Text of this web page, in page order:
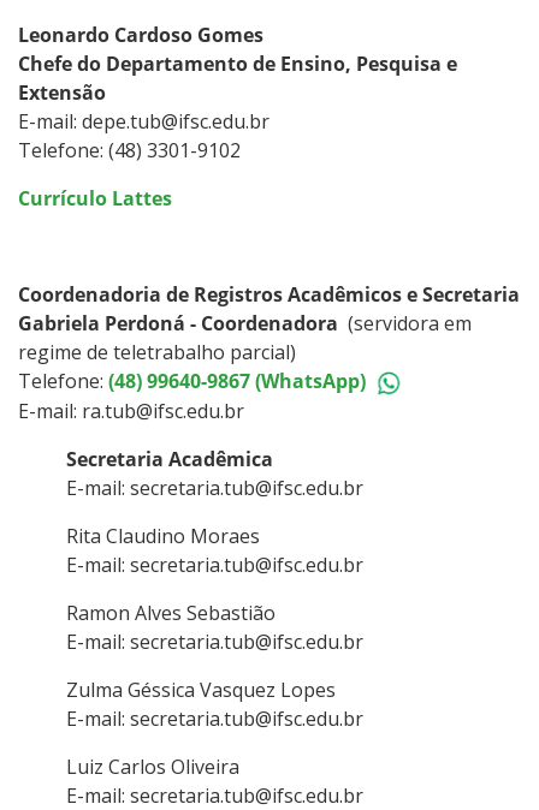
Leonardo Cardoso Gomes
Chefe do Departamento de Ensino, Pesquisa e
Extensão
E-mail: depe.tub@ifsc.edu.br
Telefone: (48) 3301-9102
Currículo Lattes
Coordenadoria de Registros Acadêmicos e Secretaria
Gabriela Perdoná - Coordenadora (servidora em
regime de teletrabalho parcial)
Telefone: (48) 99640-9867 (WhatsApp)
E-mail: ra.tub@ifsc.edu.br
Secretaria Acadêmica
E-mail: secretaria.tub@ifsc.edu.br
Rita Claudino Moraes
E-mail: secretaria.tub@ifsc.edu.br
Ramon Alves Sebastião
E-mail: secretaria.tub@ifsc.edu.br
Zulma Géssica Vasquez Lopes
E-mail: secretaria.tub@ifsc.edu.br
Luiz Carlos Oliveira
E-mail: secretaria.tub@ifsc.edu.br